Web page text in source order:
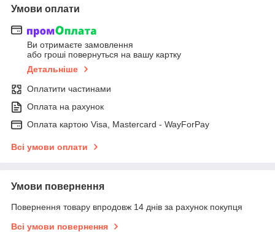
Умови оплати
Ви отримаєте замовлення
або гроші повернуться на вашу картку
Детальніше
Оплатити частинами
Оплата на рахунок
Оплата картою Visa, Mastercard - WayForPay
Всі умови оплати
Умови повернення
Повернення товару впродовж 14 днів за рахунок покупця
Всі умови повернення